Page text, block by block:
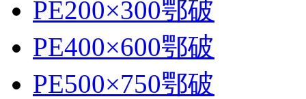
PE200×300鄂破
PE400×600鄂破
PE500×750鄂破